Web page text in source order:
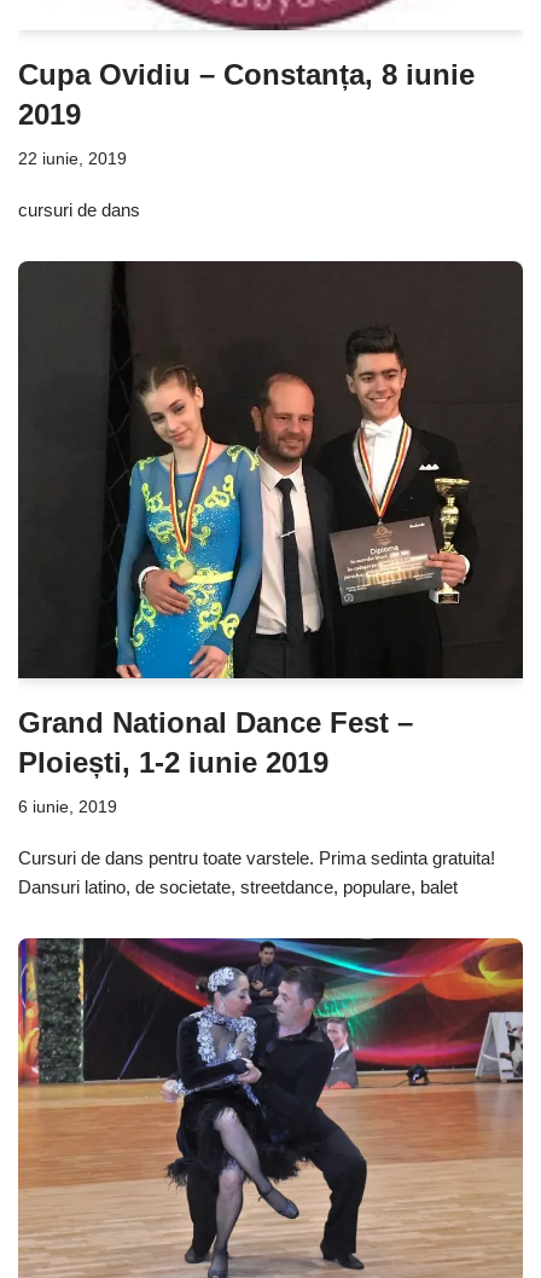
Cupa Ovidiu – Constanța, 8 iunie
2019
22 iunie, 2019
cursuri de dans
Grand National Dance Fest –
Ploiești, 1-2 iunie 2019
6 iunie, 2019
Cursuri de dans pentru toate varstele. Prima sedinta gratuita!
Dansuri latino, de societate, streetdance, populare, balet